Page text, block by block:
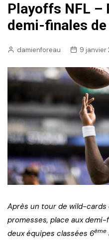
Playoffs NFL –
demi-finales
damienforeau 9 janvier
Après un tour de wild-
promesses, place aux
deux équipes classées 6ème